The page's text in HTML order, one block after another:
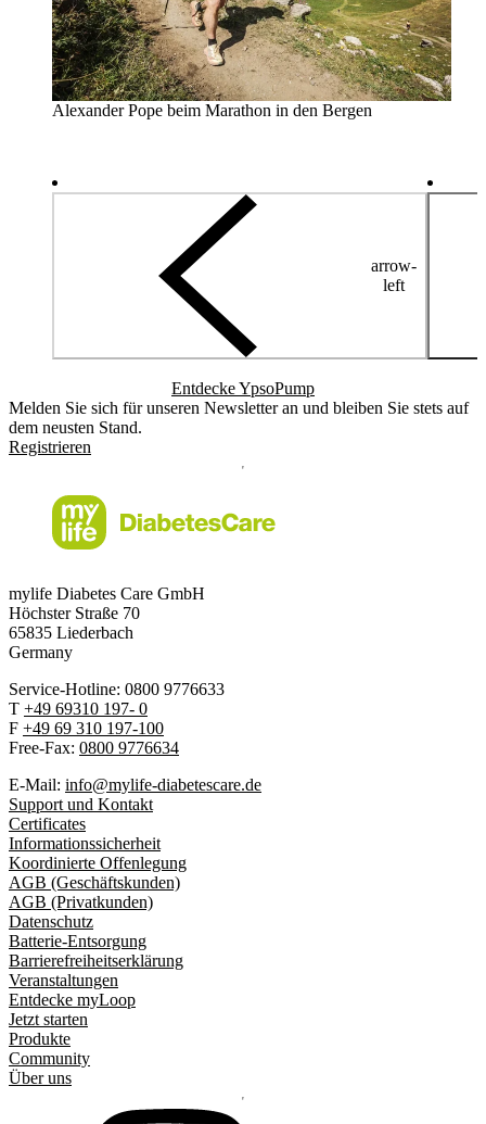
Alexander Pope beim Marathon in den Bergen
arrow-
left
Entdecke YpsoPump
Melden Sie sich für unseren Newsletter an und bleiben Sie stets auf
dem neusten Stand.
Registrieren
mylife Diabetes Care GmbH
Höchster Straße 70
65835 Liederbach
Germany
Service-Hotline: 0800 9776633
T +49 69310 197- 0
F +49 69 310 197-100
Free-Fax: 0800 9776634
E-Mail: info@mylife-diabetescare.de
Support und Kontakt
Certificates
Informationssicherheit
Koordinierte Offenlegung
AGB (Geschäftskunden)
AGB (Privatkunden)
Datenschutz
Batterie-Entsorgung
Barrierefreiheitserklärung
Veranstaltungen
Entdecke myLoop
Jetzt starten
Produkte
Community
Über uns